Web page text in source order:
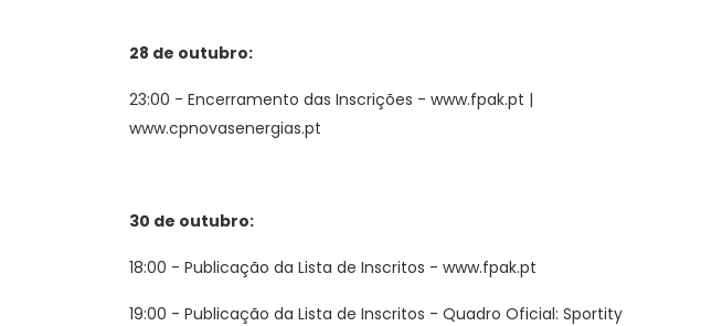
28 de outubro:
23:00 - Encerramento das Inscrições - www.fpak.pt |
www.cpnovasenergias.pt
30 de outubro:
18:00 - Publicação da Lista de Inscritos - www.fpak.pt
19:00 - Publicação da Lista de Inscritos - Quadro Oficial: Sportity